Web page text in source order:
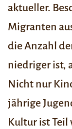
aktueller.
Migranten
die Anzahl
niedriger ist,
Nicht nur
jährige
Kultur ist